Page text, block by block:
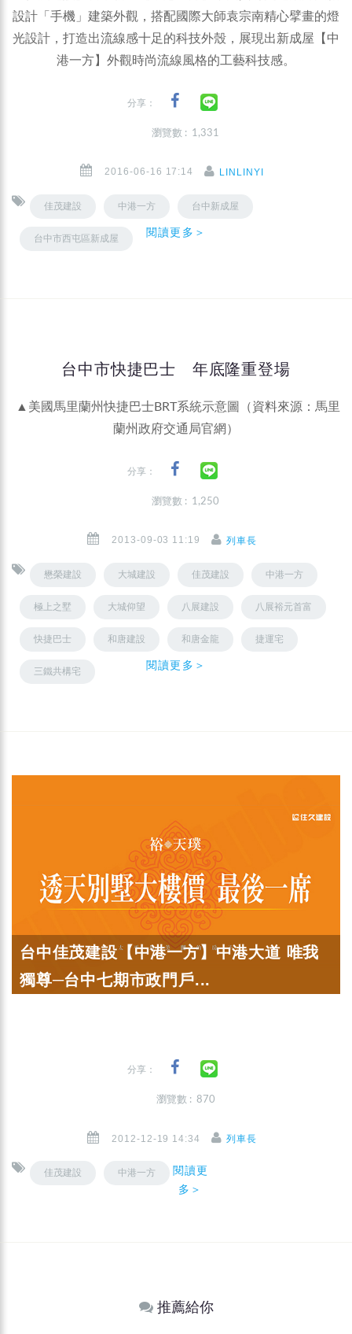
設計「手機」建築外觀，搭配國際大師袁宗南精心擘畫的燈
光設計，打造出流線感十足的科技外殼，展現出新成屋【中
港一方】外觀時尚流線風格的工藝科技感。
分享：
瀏覽數 : 1,331
2016-06-16 17:14 LINLINYI
佳茂建設 中港一方 台中新成屋
台中市西屯區新成屋 閱讀更多＞
台中市快捷巴士 年底隆重登場
▲美國馬里蘭州快捷巴士BRT系統示意圖（資料來源：馬里
蘭州政府交通局官網）
分享：
瀏覽數 : 1,250
2013-09-03 11:19 列車長
懋榮建設 大城建設 佳茂建設 中港一方
極上之墅 大城仰望 八展建設 八展裕元首富
快捷巴士 和唐建設 和唐金龍 捷運宅
三鐵共構宅 閱讀更多＞
台中佳茂建設【中港一方】中港大道 唯我
獨尊─台中七期市政門戶...
分享：
瀏覽數 : 870
2012-12-19 14:34 列車長
佳茂建設 中港一方
閱讀更
多＞
推薦給你